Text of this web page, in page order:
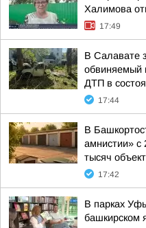
Халимова
17:49
В Салавате
обвиняемый
ДТП в
17:44
В
амнистии» с
тысяч
17:42
В парках
башкирском